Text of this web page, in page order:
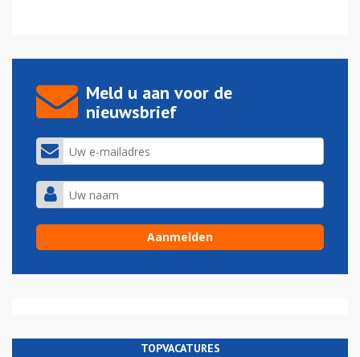
Meld u aan voor de
nieuwsbrief
TOPVACATURES